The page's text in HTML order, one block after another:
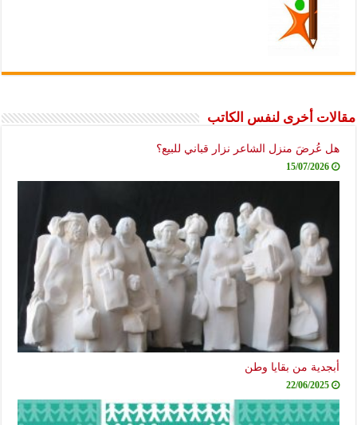
مقالات أخرى لنفس الكاتب
هل عُرضَ منزل الشاعر نزار قباني للبيع؟
15/07/2026
أبجدية من بقايا وطن
22/06/2025